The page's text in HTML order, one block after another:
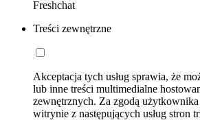
Freshchat
Treści zewnętrzne
Akceptacja tych usług sprawia, że
lub inne treści multimedialne
zewnętrznych. Za zgodą
witrynie z następujących usług stron